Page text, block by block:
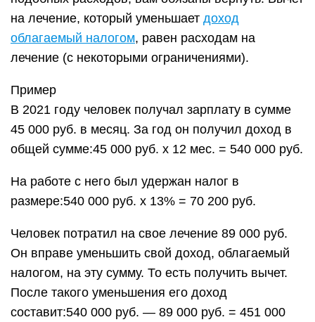
на лечение, который уменьшает доход
облагаемый налогом, равен расходам на
лечение (с некоторыми ограничениями).
Пример
В 2021 году человек получал зарплату в сумме
45 000 руб. в месяц. За год он получил доход в
общей сумме:45 000 руб. х 12 мес. = 540 000 руб.
На работе с него был удержан налог в
размере:540 000 руб. х 13% = 70 200 руб.
Человек потратил на свое лечение 89 000 руб.
Он вправе уменьшить свой доход, облагаемый
налогом, на эту сумму. То есть получить вычет.
После такого уменьшения его доход
составит:540 000 руб. — 89 000 руб. = 451 000